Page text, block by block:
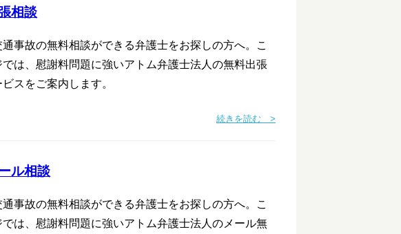
相談
事故の無料相談ができる弁護士をお探しの方へ。こ
では、慰謝料問題に強いアトム弁護士法人の無料出張
スをご案内します。
続きを読む >
ル相談
事故の無料相談ができる弁護士をお探しの方へ。こ
では、慰謝料問題に強いアトム弁護士法人のメール無